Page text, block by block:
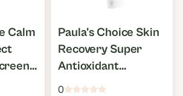
Calm
Paula's Choice Skin
Recovery Super
Antioxidant
Concentrate Serum
0